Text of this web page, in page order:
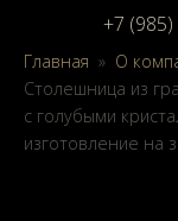
+7
Главная » О
Столешница из
с голубыми
изготовление на